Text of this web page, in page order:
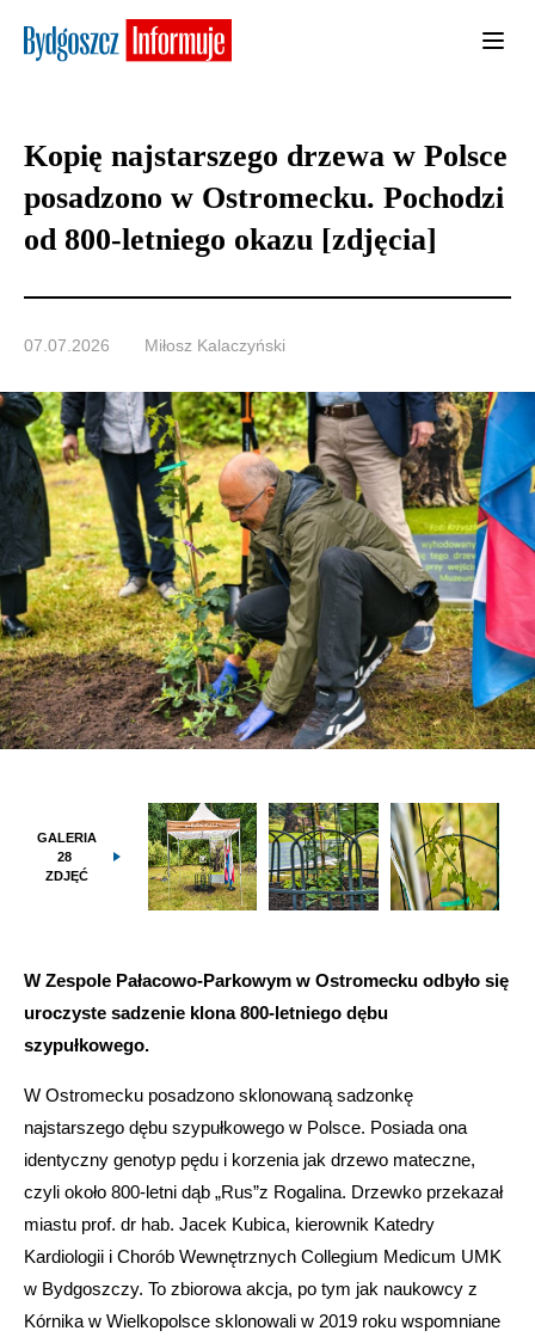
Kopię najstarszego drzewa w Polsce
posadzono w Ostromecku. Pochodzi
od 800-letniego okazu [zdjęcia]
07.07.2026 Miłosz Kalaczyński
GALERIA
28
ZDJĘĆ
W Zespole Pałacowo-Parkowym w Ostromecku odbyło się
uroczyste sadzenie klona 800-letniego dębu
szypułkowego.
W Ostromecku posadzono sklonowaną sadzonkę
najstarszego dębu szypułkowego w Polsce. Posiada ona
identyczny genotyp pędu i korzenia jak drzewo mateczne,
czyli około 800-letni dąb „Rus”z Rogalina. Drzewko przekazał
miastu prof. dr hab. Jacek Kubica, kierownik Katedry
Kardiologii i Chorób Wewnętrznych Collegium Medicum UMK
w Bydgoszczy. To zbiorowa akcja, po tym jak naukowcy z
Kórnika w Wielkopolsce sklonowali w 2019 roku wspomniane